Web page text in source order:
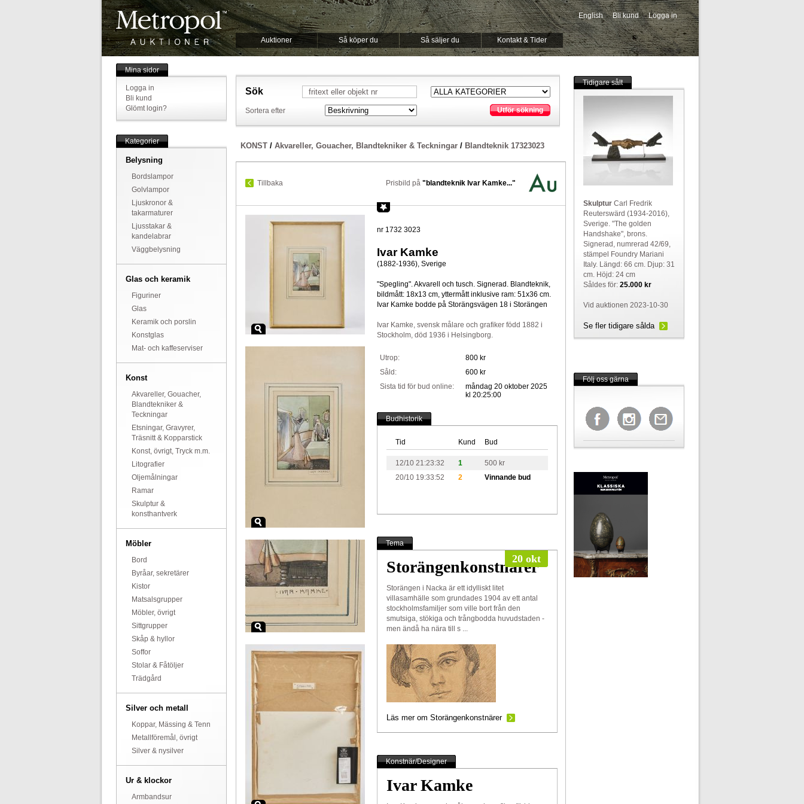
Auktioner Så köper du Så säljer du Kontakt & Tider
English Bli kund Logga in
-->
Mina sidor
Logga in
Bli kund
Glömt login?
Kategorier
Belysning
Bordslampor
Golvlampor
Ljuskronor &
takarmaturer
Ljusstakar &
kandelabrar
Väggbelysning
Glas och keramik
Figuriner
Glas
Keramik och porslin
Konstglas
Mat- och kaffeserviser
Konst
Akvareller, Gouacher,
Blandtekniker &
Teckningar
Etsningar, Gravyrer,
Träsnitt & Kopparstick
Konst, övrigt, Tryck m.m.
Litografier
Oljemålningar
Ramar
Skulptur &
konsthantverk
Möbler
Bord
Byråar, sekretärer
Kistor
Matsalsgrupper
Möbler, övrigt
Sittgrupper
Skåp & hyllor
Soffor
Stolar & Fåtöljer
Trädgård
Silver och metall
Koppar, Mässing & Tenn
Metallföremål, övrigt
Silver & nysilver
Ur & klockor
Armbandsur
Sök
Sortera efter Utför sökning
KONST/ Akvareller, Gouacher, Blandtekniker & Teckningar/ Blandteknik 17323023
Tillbaka Prisbild på "blandteknik Ivar Kamke..."
nr 1732 3023
Ivar Kamke
(1882-1936), Sverige
"Spegling". Akvarell och tusch. Signerad. Blandteknik,
bildmått: 18x13 cm, yttermått inklusive ram: 51x36 cm.
Ivar Kamke bodde på Storängsvägen 18 i Storängen
Ivar Kamke, svensk målare och grafiker född 1882 i
Stockholm, död 1936 i Helsingborg.
Utrop:
800 kr
Såld:
600 kr
Sista tid för bud online:
måndag 20 oktober 2025
kl 20:25:00
Budhistorik
Tid Kund Bud
12/10 21:23:32 1
500 kr
20/10 19:33:52
2 Vinnande bud
Tema
20 okt
Storängenkonstnärer
Storängen i Nacka är ett idylliskt litet
villasamhälle som grundades 1904 av ett antal
stockholmsfamiljer som ville bort från den
smutsiga, stökiga och trångbodda huvudstaden -
men ändå ha nära till s ...
Läs mer om Storängenkonstnärer
Konstnär/Designer
Ivar Kamke
Tidigare sålt
SkulpturCarl Fredrik
Reuterswärd (1934-2016),
Sverige. "The golden
Handshake", brons.
Signerad, numrerad 42/69,
stämpel Foundry Mariani
Italy. Längd: 66 cm. Djup: 31
cm. Höjd: 24 cm
Såldes för: 25.000 kr
Vid auktionen 2023-10-30
Se fler tidigare sålda
Följ oss gärna